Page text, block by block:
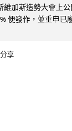
維加斯造勢大會上
便發作，並重申已
分享